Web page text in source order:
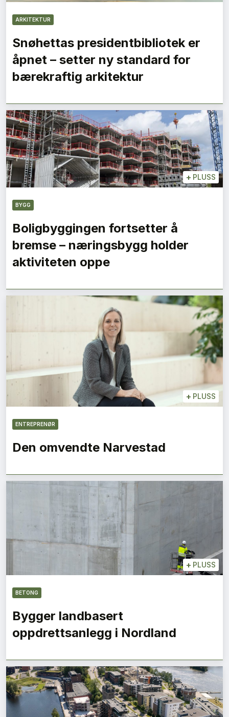
ARKITEKTUR
Snøhettas presidentbibliotek er
åpnet – setter ny standard for
bærekraftig arkitektur
+ PLUSS
BYGG
Boligbyggingen fortsetter å
bremse – næringsbygg holder
aktiviteten oppe
+ PLUSS
ENTREPRENØR
Den omvendte Narvestad
+ PLUSS
BETONG
Bygger landbasert
oppdrettsanlegg i Nordland